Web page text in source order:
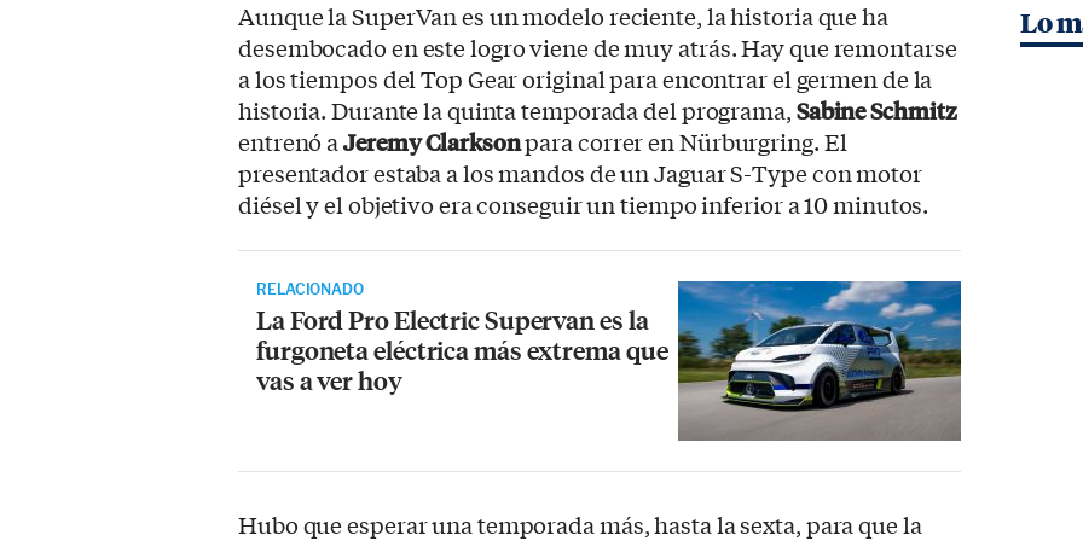
Aunque la SuperVan es un modelo reciente, la historia que ha
desembocado en este logro viene de muy atrás. Hay que remontarse
a los tiempos del Top Gear original para encontrar el germen de la
historia. Durante la quinta temporada del programa,Sabine Schmitz
entrenó aJeremy Clarksonpara correr en Nürburgring. El
presentador estaba a los mandos de un Jaguar S-Type con motor
diésel y el objetivo era conseguir un tiempo inferior a 10 minutos.
RELACIONADO
La Ford Pro Electric Supervan es la
furgoneta eléctrica más extrema que
vas a ver hoy
Hubo que esperar una temporada más, hasta la sexta, para que la
Lo